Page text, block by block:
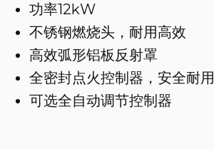
功率12kW
不锈钢燃烧头，耐用高效
高效弧形铝板反射罩
全密封点火控制器，安全耐用
可选全自动调节控制器